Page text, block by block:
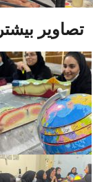
تصاویر بیشتر